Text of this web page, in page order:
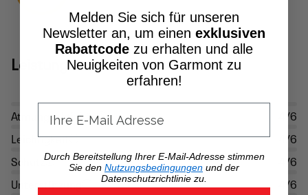
Leistung
Atmungsaktivität
4/6
Leichtigkeit
4/6
Schutz
4/6
Unterstützung
4/6
Melden Sie sich für unseren
Newsletter an, um einen exklusiven
Rabattcode zu erhalten und alle
Neuigkeiten von Garmont zu
erfahren!
Durch Bereitstellung Ihrer E-Mail-Adresse stimmen
Sie den Nutzungsbedingungen und der
Datenschutzrichtlinie zu.